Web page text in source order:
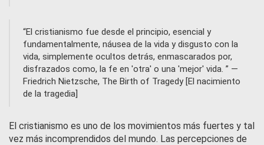
El cristianismo fue desde el principio, esencial y
fundamentalmente, náusea de la vida y disgusto con la
vida, simplemente ocultos detrás, enmascarados por,
disfrazados como, la fe en 'otra' o una 'mejor' vida.
Friedrich Nietzsche, The Birth of Tragedy [El nacimiento
de la tragedia]
El cristianismo es uno de los movimientos más fuertes y tal
vez más incomprendidos del mundo. Las percepciones de